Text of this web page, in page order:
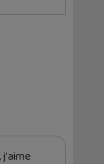
j'aime